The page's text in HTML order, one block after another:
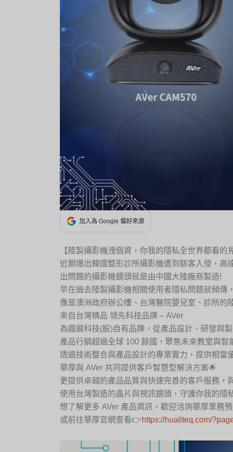
加入為 Google 偏好來源
【陸製攝影機洩個資，你我的隱私全世界都看的
近期爆出韓國整形診所攝影機遭到駭客入侵，高
出問題的攝影機鏡頭就是由中國大陸廠商製造!
早在過去陸製攝影機相關使用者隱私問題就頻傳，
像是澳洲政府辦公樓、台灣醫院嬰兒室、診所的
來自台灣精品 領先科技品牌 – AVer
為圓展科技(股)自有品牌，從產品設計、研發與
產品行銷超過全球 100 餘國，聚焦未來教室與智
透過技術整合與產品設計的專業實力，提供相當
華厚與 AVer 共同提供客戶智慧型解決方案🌟
更提供卓越的產品品質與快速完善的客戶服務，
使用台灣製造的晶片與視訊鏡頭，守護你我的隱
想了解更多 AVer 產品資訊，歡迎洽詢華厚業務
或前往華厚官網查看👉https://hualiteq.com/